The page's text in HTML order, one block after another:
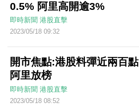
0.5% 阿里高開逾3%
即時新聞 港股直擊
2023/05/18 09:32
開市焦點:港股料彈近兩百點
阿里放榜
即時新聞 港股直擊
2023/05/18 08:52